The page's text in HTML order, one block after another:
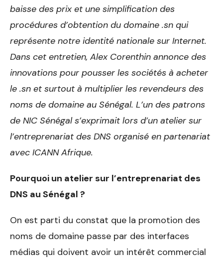
baisse des prix et une simplification des
procédures d’obtention du domaine .sn qui
représente notre identité nationale sur Internet.
Dans cet entretien, Alex Corenthin annonce des
innovations pour pousser les sociétés à acheter
le .sn et surtout à multiplier les revendeurs des
noms de domaine au Sénégal. L’un des patrons
de NIC Sénégal s’exprimait lors d’un atelier sur
l’entreprenariat des DNS organisé en partenariat
avec ICANN Afrique.
Pourquoi un atelier sur l’entreprenariat des
DNS au Sénégal ?
On est parti du constat que la promotion des
noms de domaine passe par des interfaces
médias qui doivent avoir un intérêt commercial